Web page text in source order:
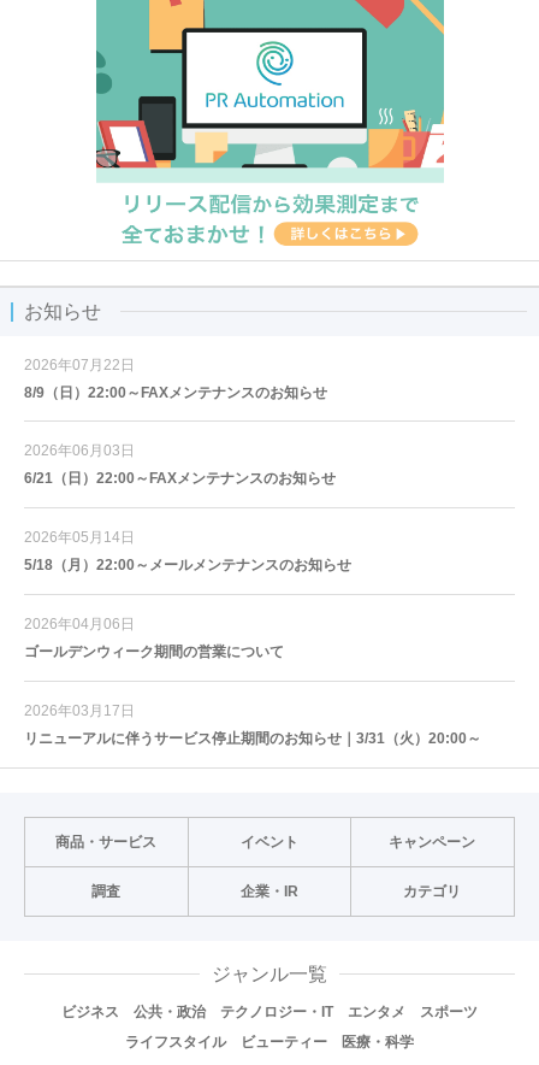
お知らせ
2026年07月22日
8/9（日）22:00～FAXメンテナンスのお知らせ
2026年06月03日
6/21（日）22:00～FAXメンテナンスのお知らせ
2026年05月14日
5/18（月）22:00～メールメンテナンスのお知らせ
2026年04月06日
ゴールデンウィーク期間の営業について
2026年03月17日
リニューアルに伴うサービス停止期間のお知らせ｜3/31（火）20:00～
商品・サービス イベント キャンペーン
調査 企業・IR カテゴリ
ジャンル一覧
ビジネス 公共・政治 テクノロジー・IT エンタメ
スポーツ
ライフスタイル
ビューティー 医療・科学